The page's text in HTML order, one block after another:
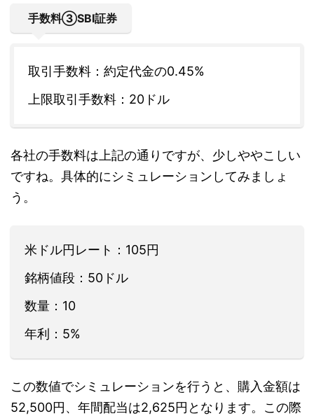
手数料③SBI証券
取引手数料：約定代金の0.45%
上限取引手数料：20ドル
各社の手数料は上記の通りですが、少しややこしい
ですね。具体的にシミュレーションしてみましょ
う。
米ドル円レート：105円
銘柄値段：50ドル
数量：10
年利：5%
この数値でシミュレーションを行うと、購入金額は
52,500円、年間配当は2,625円となります。この際